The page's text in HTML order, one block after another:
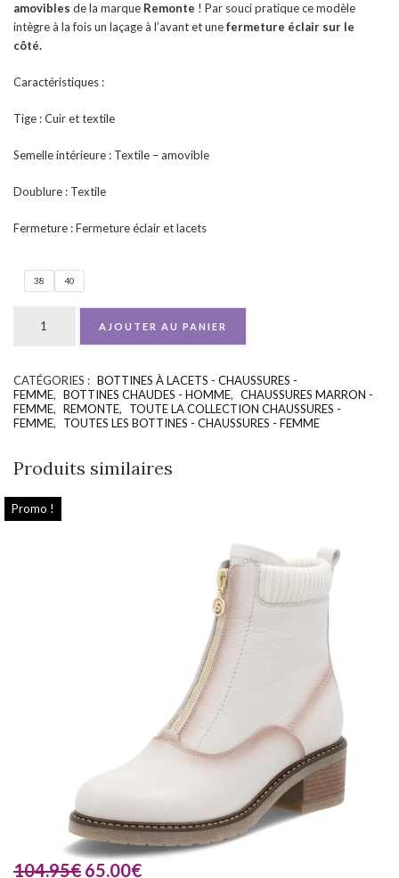
amovibles de la marque Remonte ! Par souci pratique ce modèle
intègre à la fois un laçage à l’avant et unefermeture éclair sur le
côté.
Caractéristiques :
Tige : Cuir et textile
Semelle intérieure : Textile – amovible
Doublure : Textile
Fermeture : Fermeture éclair et lacets
38 40
AJOUTER AU PANIER
CATÉGORIES : BOTTINES À LACETS - CHAUSSURES -
FEMME, BOTTINES CHAUDES - HOMME, CHAUSSURES MARRON -
FEMME, REMONTE,
TOUTE LA COLLECTION CHAUSSURES -
FEMME, TOUTES LES BOTTINES - CHAUSSURES - FEMME
Produits similaires
Promo !
104.95€ 65.00€